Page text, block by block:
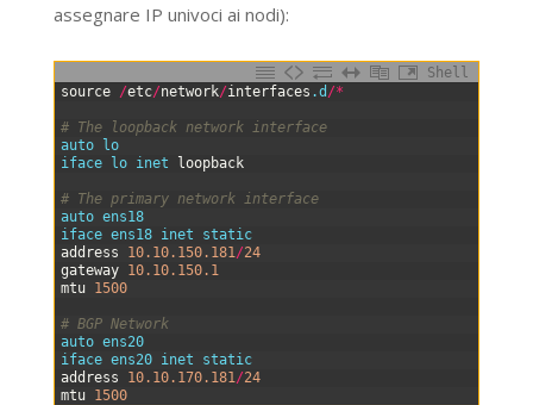
assegnare IP univoci ai nodi):
Shell
source /etc/network/interfaces .d /*
# The loopback network interface
auto
lo
iface
lo inet loopback
# The primary network interface
auto ens18
iface ens18 inet static
address
10.10.150.181/24
gateway 10.10.150.1
mtu 1500
# BGP Network
auto ens20
iface ens20 inet static
address
10.10.170.181/24
mtu 1500